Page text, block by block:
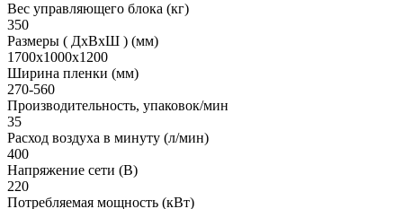
Вес управляющего блока (кг)
350
Размеры ( ДхВхШ ) (мм)
1700x1000x1200
Ширина пленки (мм)
270-560
Производительность, упаковок/мин
35
Расход воздуха в минуту (л/мин)
400
Напряжение сети (В)
220
Потребляемая мощность (кВт)